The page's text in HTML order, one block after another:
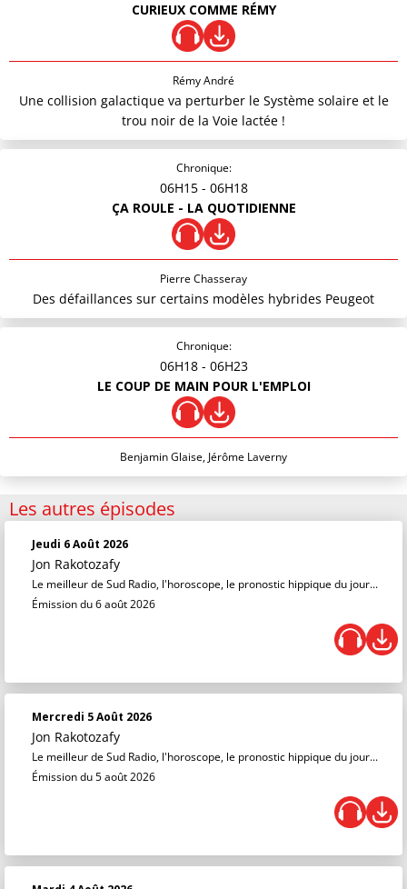
CURIEUX COMME RÉMY
Rémy André
Une collision galactique va perturber le Système solaire et le
trou noir de la Voie lactée !
Chronique:
06H15 - 06H18
ÇA ROULE - LA QUOTIDIENNE
Pierre Chasseray
Des défaillances sur certains modèles hybrides Peugeot
Chronique:
06H18 - 06H23
LE COUP DE MAIN POUR L'EMPLOI
Benjamin Glaise, Jérôme Laverny
Les autres épisodes
Jeudi 6 Août 2026
Jon Rakotozafy
Le meilleur de Sud Radio, l'horoscope, le pronostic hippique du jour...
Émission du 6 août 2026
Mercredi 5 Août 2026
Jon Rakotozafy
Le meilleur de Sud Radio, l'horoscope, le pronostic hippique du jour...
Émission du 5 août 2026